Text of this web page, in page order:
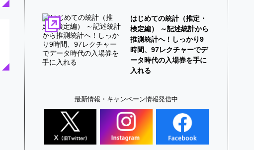
はじめての統計（推定・
検定編） ～記述統計から
推測統計へ！しっかり9
時間、97レクチャーでデ
ータ時代の入場券を手に
入れる
最新情報・キャンペーン情報発信中